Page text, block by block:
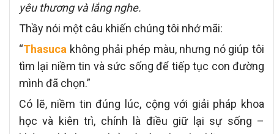
yêu thương và lắng nghe.
Thầy nói một câu khiến chúng tôi nhớ mãi:
“Thasuca không phải phép màu, nhưng nó giúp tôi
tìm lại niềm tin và sức sống để tiếp tục con đường
mình đã chọn.”
Có lẽ, niềm tin đúng lúc, cộng với giải pháp khoa
học và kiên trì, chính là điều giữ lại sự sống –